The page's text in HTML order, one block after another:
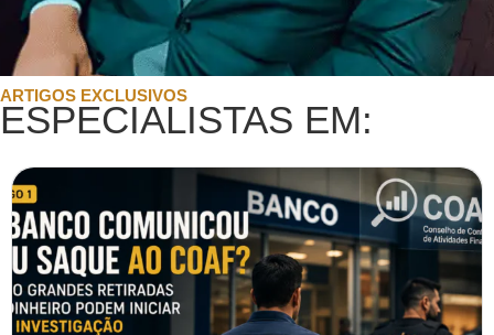
ARTIGOS EXCLUSIVOS
ESPECIALISTAS EM: